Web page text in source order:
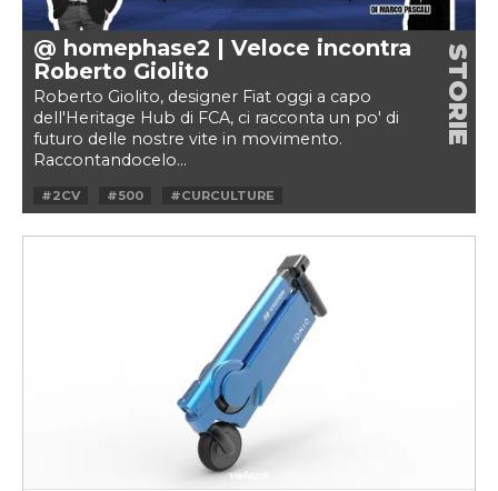
@ homephase2 | Veloce incontra
Roberto Giolito
Roberto Giolito, designer Fiat oggi a capo
dell'Heritage Hub di FCA, ci racconta un po' di
futuro delle nostre vite in movimento.
Raccontandocelo...
STORIE
#2CV #500
#CURCULTURE
#DANTE GIACOSA
#EV
#FCA
#FCA HERITAGE
#FIAT
#MONOVOLUME
#ROBERTO GIOLITO
#SMART
#VELOCEKW